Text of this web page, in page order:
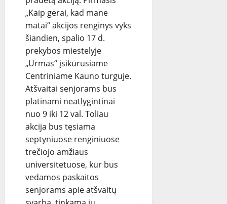
„Kaip gerai, kad mane
matai“ akcijos renginys vyks
šiandien, spalio 17 d.
prekybos miestelyje
„Urmas“ įsikūrusiame
Centriniame Kauno turguje.
Atšvaitai senjorams bus
platinami neatlygintinai
nuo 9 iki 12 val. Toliau
akcija bus tęsiama
septyniuose renginiuose
trečiojo amžiaus
universitetuose, kur bus
vedamos paskaitos
senjorams apie atšvaitų